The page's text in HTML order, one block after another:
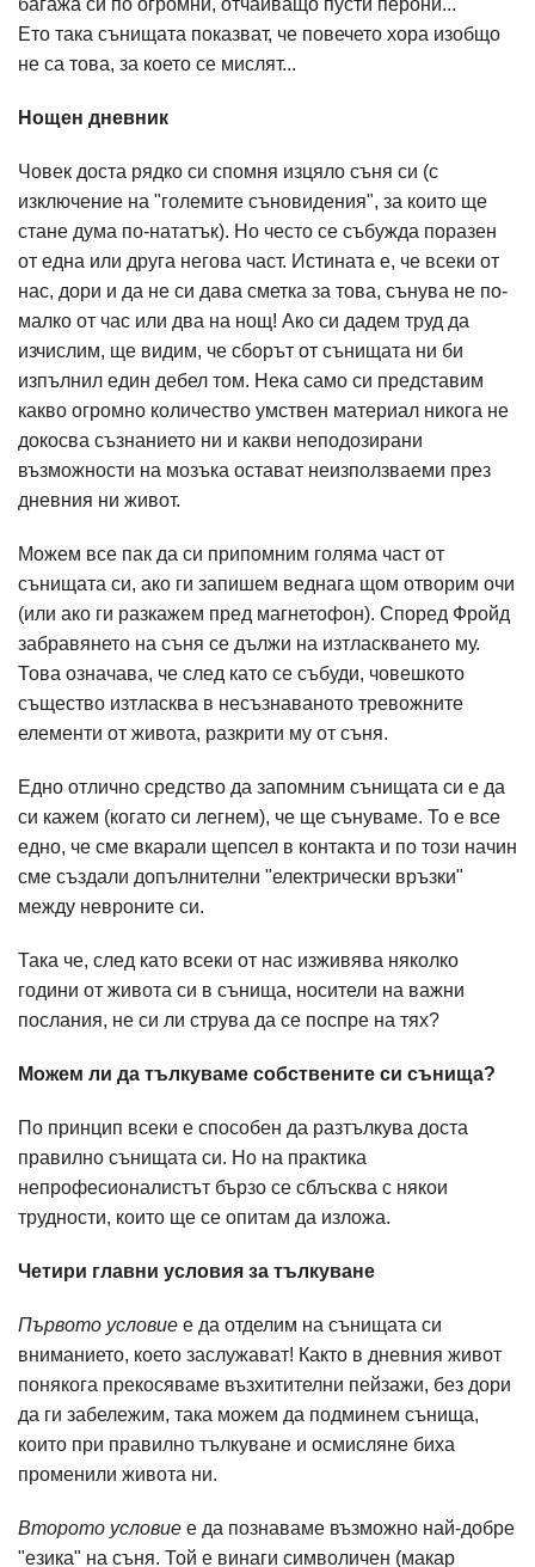
багажа си по огромни, отчайващо пусти перони...
Ето така сънищата показват, че повечето хора изобщо
не са това, за което се мислят...
Нощен дневник
Човек доста рядко си спомня изцяло съня си (с
изключение на "големите съновидения", за които ще
стане дума по-нататък). Но често се събужда поразен
от една или друга негова част. Истината е, че всеки от
нас, дори и да не си дава сметка за това, сънува не по-
малко от час или два на нощ! Ако си дадем труд да
изчислим, ще видим, че сборът от сънищата ни би
изпълнил един дебел том. Нека само си представим
какво огромно количество умствен материал никога не
докосва съзнанието ни и какви неподозирани
възможности на мозъка остават неизползваеми през
дневния ни живот.
Можем все пак да си припомним голяма част от
сънищата си, ако ги запишем веднага щом отворим очи
(или ако ги разкажем пред магнетофон). Според Фройд
забравянето на съня се дължи на изтласкването му.
Това означава, че след като се събуди, човешкото
същество изтласква в несъзнаваното тревожните
елементи от живота, разкрити му от съня.
Едно отлично средство да запомним сънищата си е да
си кажем (когато си легнем), че ще сънуваме. То е все
едно, че сме вкарали щепсел в контакта и по този начин
сме създали допълнителни "електрически връзки"
между невроните си.
Така че, след като всеки от нас изживява няколко
години от живота си в сънища, носители на важни
послания, не си ли струва да се поспре на тях?
Можем ли да тълкуваме собствените си сънища?
По принцип всеки е способен да разтълкува доста
правилно сънищата си. Но на практика
непрофесионалистът бързо се сблъсква с някои
трудности, които ще се опитам да изложа.
Четири главни условия за тълкуване
Първото условие е да отделим на сънищата си
вниманието, което заслужават! Както в дневния живот
понякога прекосяваме възхитителни пейзажи, без дори
да ги забележим, така можем да подминем сънища,
които при правилно тълкуване и осмисляне биха
променили живота ни.
Второто условие е да познаваме възможно най-добре
"езика" на съня. Той е винаги символичен (макар